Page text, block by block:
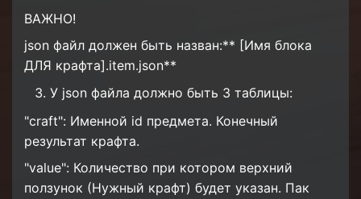
ВАЖНО!
json файл должен быть назван:** [Имя блока
ДЛЯ крафта].item.json**
У json файла должно быть 3 таблицы:
"craft": Именной id предмета. Конечный
результат крафта.
"value": Количество при котором верхний
ползунок (Нужный крафт) будет указан. Пак